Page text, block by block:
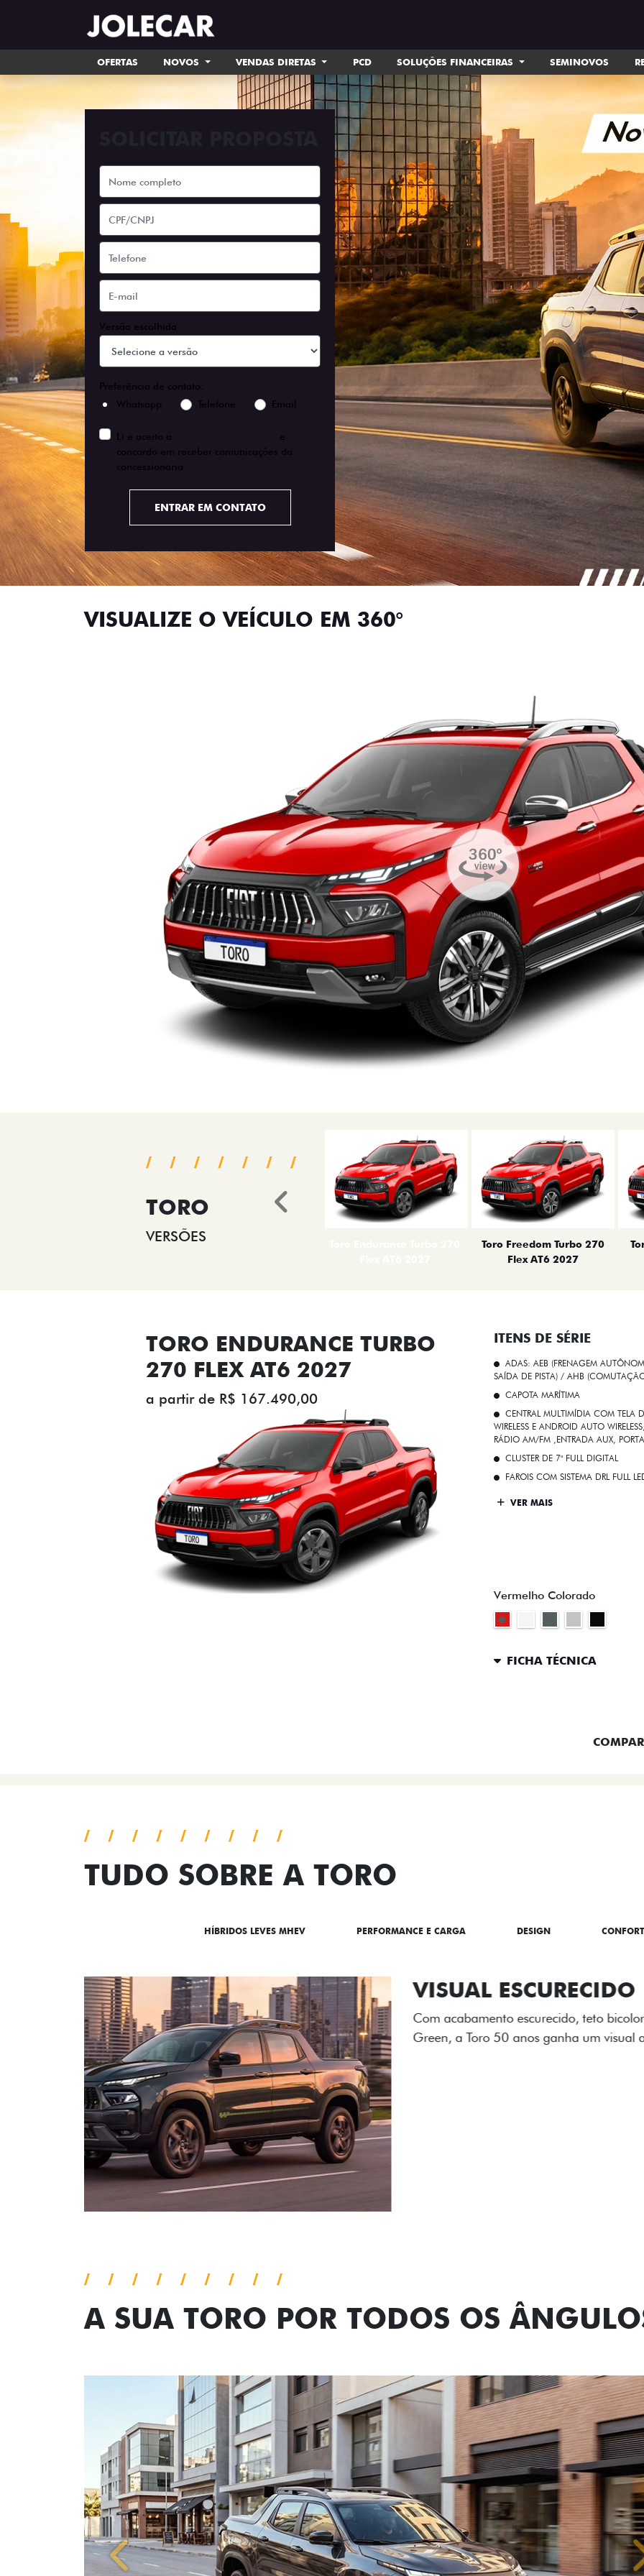
OFERTAS NOVOS VENDAS DIRETAS PCD SOLUÇÕES FINANCEIRAS SEMINOVOS
Versão escolhida
Preferência de contato:
Whatsapp
Telefone Email
Li e aceito a
e
concordo em receber comunicações da
concessionária.
ENTRAR EM CONTATO
VISUALIZE O VEÍCULO EM 360°
TORO
VERSÕES
Toro Freedom Turbo 270
Flex AT6 2027
Anterior
TORO ENDURANCE TURBO
270 FLEX AT6 2027
a partir de R$ 167.490,00
ITENS DE SÉRIE
ADAS: AEB (FRENAGEM
SAÍDA DE PISTA) / AHB
CAPOTA MARÍTIMA
CENTRAL MULTIMÍDIA COM TELA
WIRELESS E ANDROID AUTO
RÁDIO AM/FM ,ENTRADA AUX,
CLUSTER DE 7" FULL DIGITAL
FAROIS COM SISTEMA DRL FULL
VER MAIS
Vermelho Colorado
FICHA TÉCNICA
TUDO SOBRE A TORO
HÍBRIDOS LEVES MHEV PERFORMANCE E CARGA DESIGN
ADESIVOS
Os adesivos aplicados no
única dessa edição para
A SUA TORO POR TODOS OS
Anterior